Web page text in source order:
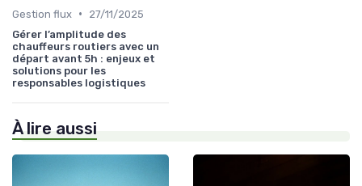
Gestion flux •
27/11/2025
Gérer l’amplitude des
chauffeurs routiers avec un
départ avant 5h : enjeux et
solutions pour les
responsables logistiques
À lire aussi